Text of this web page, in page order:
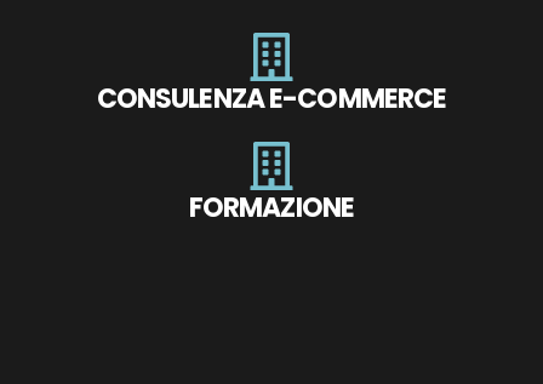
CONSULENZA E-COMMERCE
FORMAZIONE